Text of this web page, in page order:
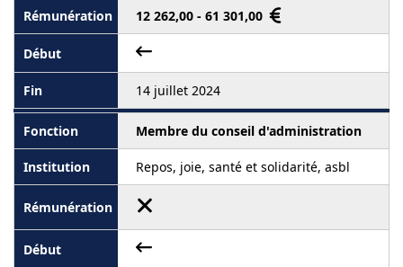
12 262,00 - 61 301,00
14 juillet 2024
Membre du conseil d'administration
Repos, joie, santé et solidarité, asbl